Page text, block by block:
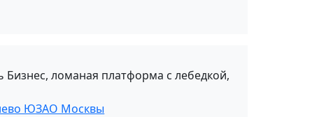
Бизнес, ломаная платформа с лебедкой,
ЮЗАО Москвы